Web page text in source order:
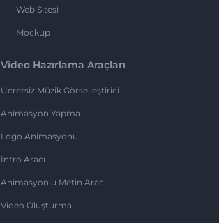
Web Sitesi
Mockup
Video Hazırlama Araçları
Ücretsiz Müzik Görselleştirici
Animasyon Yapma
Logo Animasyonu
İntro Aracı
Animasyonlu Metin Aracı
Video Oluşturma